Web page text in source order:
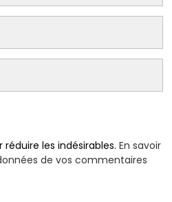
réduire les indésirables.En savoir
de vos commentaires